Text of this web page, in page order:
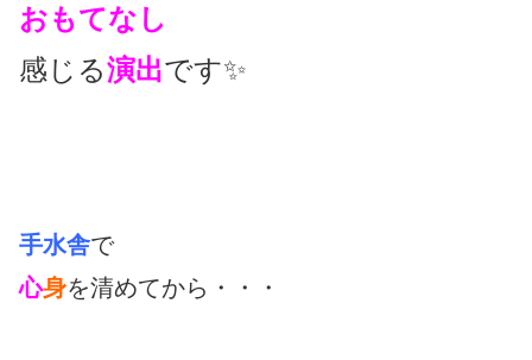
おもてなし
感じる演出です✨
手水舎で
心身を清めてから・・・